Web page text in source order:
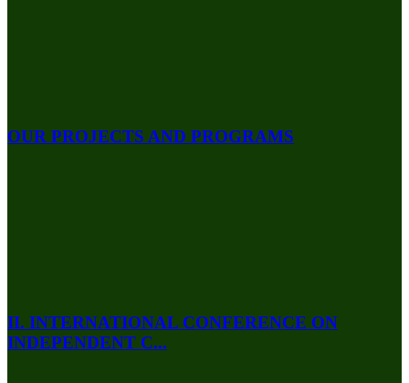
OUR PROJECTS AND PROGRAMS
II. INTERNATIONAL CONFERENCE ON
INDEPENDENT C...